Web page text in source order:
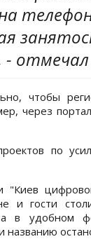
-
чтобы
через
по
и гости
в удобном